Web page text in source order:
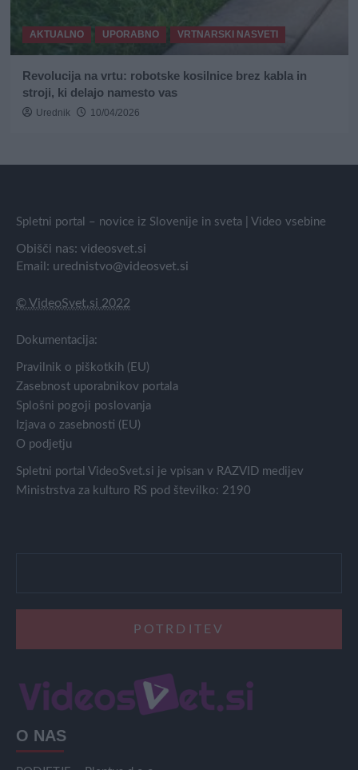
AKTUALNO UPORABNO VRTNARSKI NASVETI
Revolucija na vrtu: robotske kosilnice brez kabla in
stroji, ki delajo namesto vas
Urednik 10/04/2026
Spletni portal – novice iz Slovenije in sveta | Video vsebine
Obišči nas: videosvet.si
Email: urednistvo@videosvet.si
© VideoSvet.si 2022
Dokumentacija:
Pravilnik o piškotkih (EU)
Zasebnost uporabnikov portala
Splošni pogoji poslovanja
Izjava o zasebnosti (EU)
O podjetju
Spletni portal VideoSvet.si je vpisan v RAZVID medijev
Ministrstva za kulturo RS pod številko: 2190
O NAS